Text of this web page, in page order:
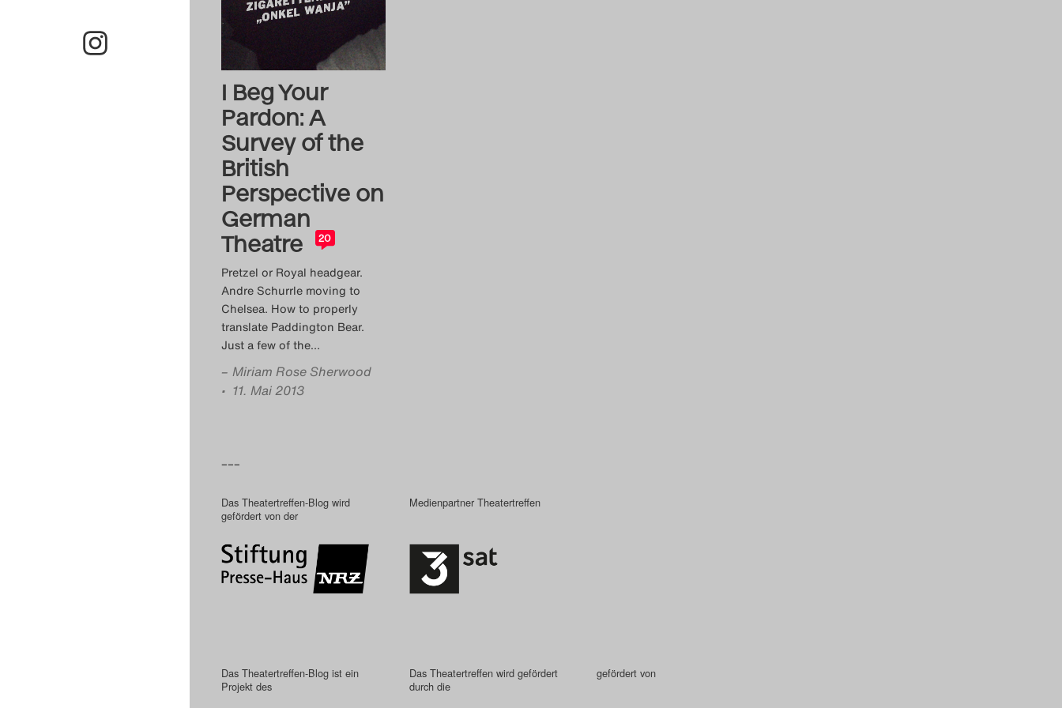
I Beg Your
Pardon: A
Survey of the
British
Perspective on
German
Theatre
20
Pretzel or Royal headgear.
Andre Schurrle moving to
Chelsea. How to properly
translate Paddington Bear.
Just a few of the…
– Miriam Rose Sherwood
• 11. Mai 2013
–––
Das Theatertreffen-Blog wird
gefördert von der
Medienpartner Theatertreffen
Das Theatertreffen-Blog ist ein
Projekt des
Das Theatertreffen wird gefördert
durch die
gefördert von